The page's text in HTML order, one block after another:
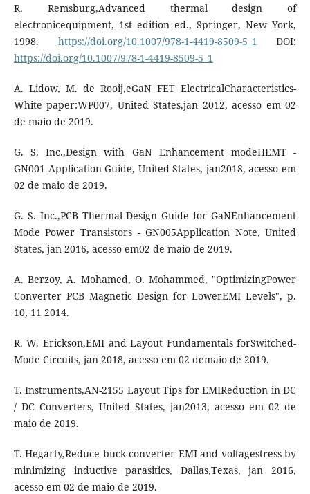
R. Remsburg,Advanced thermal design of
electronicequipment, 1st edition ed., Springer, New York,
1998. https://doi.org/10.1007/978-1-4419-8509-5_1
DOI:
https://doi.org/10.1007/978-1-4419-8509-5_1
A. Lidow, M. de Rooij,eGaN FET ElectricalCharacteristics-
White paper:WP007, United States,jan 2012, acesso em 02
de maio de 2019.
G. S. Inc.,Design with GaN Enhancement modeHEMT -
GN001 Application Guide, United States, jan2018, acesso em
02 de maio de 2019.
G. S. Inc.,PCB Thermal Design Guide for GaNEnhancement
Mode Power Transistors - GN005Application Note, United
States, jan 2016, acesso em02 de maio de 2019.
A. Berzoy, A. Mohamed, O. Mohammed, "OptimizingPower
Converter PCB Magnetic Design for LowerEMI Levels", p.
10, 11 2014.
R. W. Erickson,EMI and Layout Fundamentals forSwitched-
Mode Circuits, jan 2018, acesso em 02 demaio de 2019.
T. Instruments,AN-2155 Layout Tips for EMIReduction in DC
/ DC Converters, United States, jan2013, acesso em 02 de
maio de 2019.
T. Hegarty,Reduce buck-converter EMI and voltagestress by
minimizing inductive parasitics, Dallas,Texas, jan 2016,
acesso em 02 de maio de 2019.